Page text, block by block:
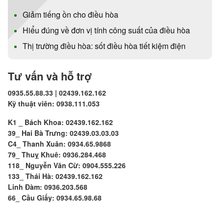
Giảm tiếng ồn cho điều hòa
Hiểu đúng về đơn vị tính công suất của điều hòa
Thị trường điều hòa: sốt điều hòa tiết kiệm điện
Tư vấn và hỗ trợ
0935.55.88.33 | 02439.162.162
Kỹ thuật viên: 0938.111.053
K1 _ Bách Khoa: 02439.162.162
39_ Hai Bà Trưng: 02439.03.03.03
C4_ Thanh Xuân: 0934.65.9868
79_ Thuỵ Khuê: 0936.284.468
118_ Nguyễn Văn Cừ: 0904.555.226
133_ Thái Hà: 02439.162.162
Linh Đàm: 0936.203.568
66_ Cầu Giấy: 0934.65.98.68